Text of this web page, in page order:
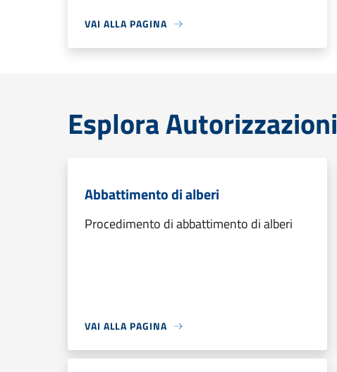
VAI ALLA PAGINA
Esplora Autorizzazioni
Abbattimento di alberi
Procedimento di abbattimento di alberi
VAI ALLA PAGINA